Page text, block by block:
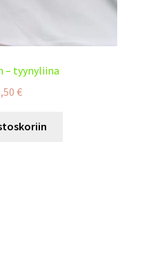
– tyynyliina
€